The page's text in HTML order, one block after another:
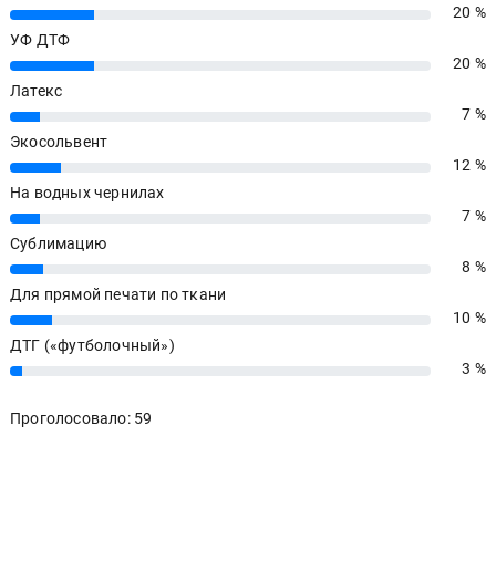
20%
20 %
УФ ДТФ
20%
20 %
Латекс
7%
7 %
Экосольвент
12%
12 %
На водных чернилах
7%
7 %
Сублимацию
8%
8 %
Для прямой печати по ткани
10%
10 %
ДТГ («футболочный»)
3% 3 %
Проголосовало: 59